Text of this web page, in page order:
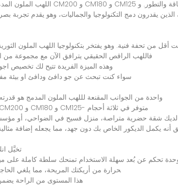
والتطور . و CM و CM و CM اللهب الملون
الذين يقدرون دمج التكنولوجيا والجماليات، وهو يقدم تجربة
أقل من تحفة فنية. وهو يفتخر بتكنولوجيا اللهب الملون
فاللهب الراقص الحقيقي يترافق الآن مع مجموعة من
وهذه الميزة الفريدة تتيح لك تخصيص
سواء كنت تبحث عن جو دافئ ودافئ او بيئة
واحدة من الجوانب المقنعة لللهب الملون المدمج هو قدرته
متوفر في ثلاثة أحجام -125
CM و CM و CM
لديك شقة حضرية متراصة، منزل فسيح في الضواحي، أو
أنه يكمل الديكور الخاص بك دون جهد، مما يجعله إضافة
تخيَّل
تحكم عن بُعد سهلة الاستخدام تمنحك سلطة كاملة على
حرارة من أريكتك المريحة، مما يلغي
هذا المستوى من الراحة